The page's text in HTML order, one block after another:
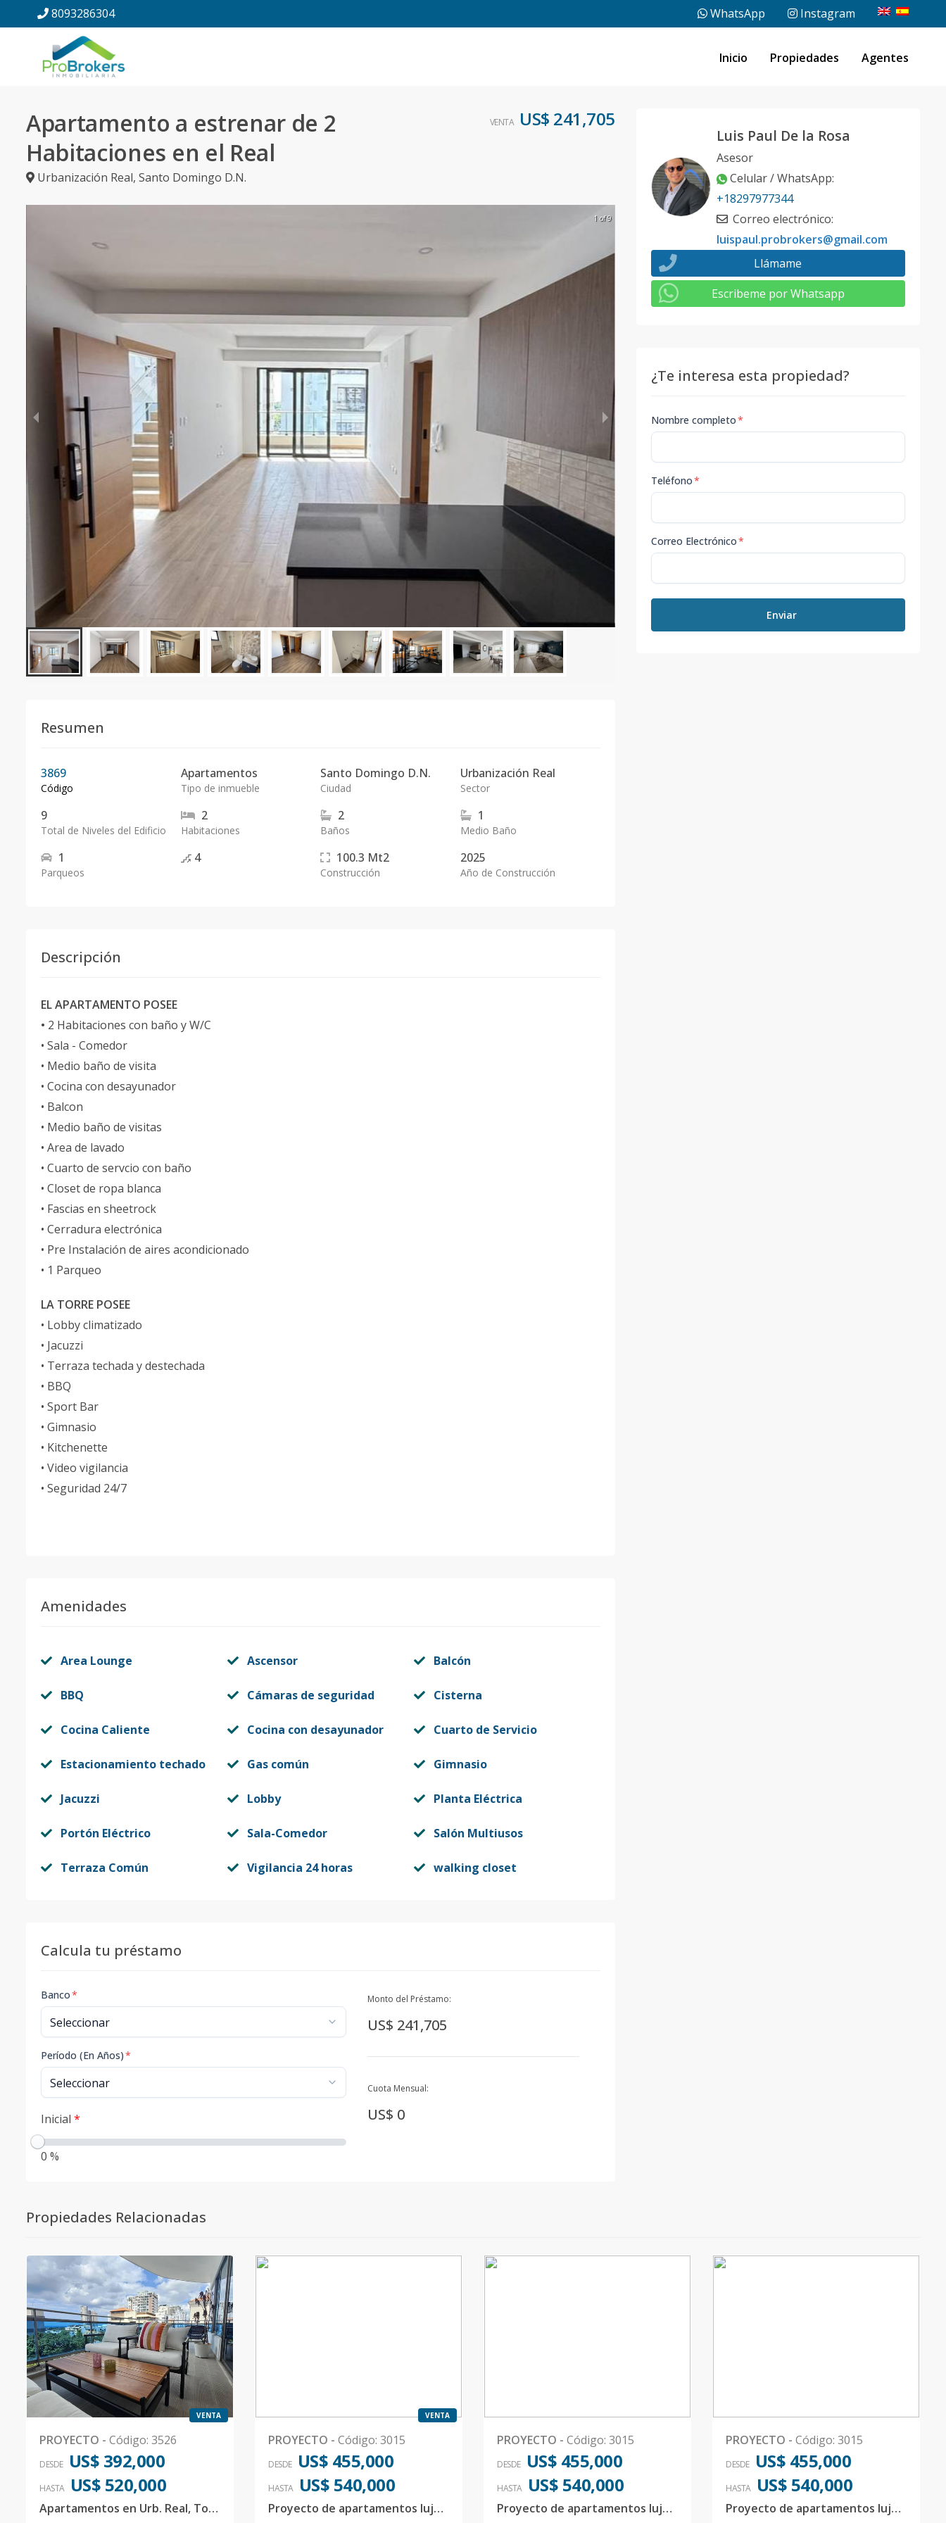
8093286304 WhatsApp Instagram
Inicio Propiedades Agentes
Apartamento a estrenar de 2
Habitaciones en el Real
Urbanización Real, Santo Domingo D.N.
VENTA US$ 241,705
1 of 9
Resumen
3869
Código
Apartamentos
Tipo de inmueble
Santo Domingo D.N.
Ciudad
Urbanización Real
Sector
9
Total de Niveles del Edificio
2
Habitaciones
2
Baños
1
Medio Baño
1
Parqueos
4 100.3 Mt2
Construcción
2025
Año de Construcción
Descripción
EL APARTAMENTO POSEE
• 2 Habitaciones con baño y W/C
• Sala - Comedor
• Medio baño de visita
• Cocina con desayunador
• Balcon
• Medio baño de visitas
• Area de lavado
• Cuarto de servcio con baño
• Closet de ropa blanca
• Fascias en sheetrock
• Cerradura electrónica
• Pre Instalación de aires acondicionado
• 1 Parqueo
LA TORRE POSEE
• Lobby climatizado
• Jacuzzi
• Terraza techada y destechada
• BBQ
• Sport Bar
• Gimnasio
• Kitchenette
• Video vigilancia
• Seguridad 24/7
Amenidades
Area Lounge Ascensor Balcón
BBQ Cámaras de seguridad Cisterna
Cocina Caliente Cocina con desayunador Cuarto de Servicio
Estacionamiento techado Gas común Gimnasio
Jacuzzi Lobby Planta Eléctrica
Portón Eléctrico Sala-Comedor Salón Multiusos
Terraza Común Vigilancia 24 horas walking closet
Calcula tu préstamo
Banco*
Período (En Años)*
Inicial *
0 %
Monto del Préstamo:
US$ 241,705
Cuota Mensual:
US$ 0
Luis Paul De la Rosa
Asesor
Celular / WhatsApp:
+18297977344
Correo electrónico:
luispaul.probrokers@gmail.com
Llámame
Escribeme por Whatsapp
¿Te interesa esta propiedad?
Nombre completo*
Teléfono*
Correo Electrónico*
Enviar
Propiedades Relacionadas
VENTA
PROYECTO - Código: 3526
DESDE US$ 392,000
HASTA US$ 520,000
Apartamentos en Urb. Real, Torre Familiar
VENTA
PROYECTO - Código: 3015
DESDE US$ 455,000
HASTA US$ 540,000
Proyecto de apartamentos lujoso 1 por nivel
PROYECTO - Código: 3015
DESDE US$ 455,000
HASTA US$ 540,000
Proyecto de apartamentos lujoso 1 por nivel
PROYECTO - Código: 3015
DESDE US$ 455,000
HASTA US$ 540,000
Proyecto de apartamentos lujoso 1 por nivel